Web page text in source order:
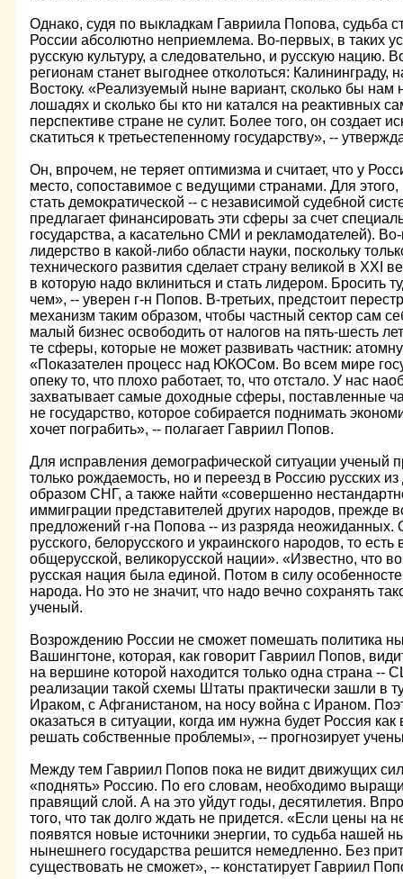
Однако, судя по выкладкам Гавриила Попова, судьба
России абсолютно неприемлема. Во-первых, в таких
русскую культуру, а следовательно, и русскую нацию.
регионам станет выгоднее отколоться:
Востоку. «Реализуемый ныне вариант, сколько бы нам
лошадях и сколько бы кто ни катался на реактивных
перспективе стране не сулит. Более того, он создает
скатиться к третьестепенному государству», --
Он, впрочем, не теряет оптимизма и считает, что у
место, сопоставимое с ведущими странами. Для
стать демократической -- с независимой судебной
предлагает финансировать эти сферы за счет
государства, а касательно СМИ и рекламодателей).
лидерство в какой-либо области науки, поскольку
технического развития сделает страну великой в ХХI
в которую надо вклиниться и стать лидером. Бросить
чем», -- уверен г-н Попов. В-третьих, предстоит
механизм таким образом, чтобы частный сектор сам
малый бизнес освободить от налогов на пять-шесть
те сферы, которые не может развивать частник:
«Показателен процесс над ЮКОСом. Во всем мире
опеку то, что плохо работает, то, что отстало. У нас
захватывает самые доходные сферы, поставленные
не государство, которое собирается поднимать
хочет пограбить», -- полагает Гавриил Попов.
Для исправления демографической ситуации ученый
только рождаемость, но и переезд в Россию русских
образом СНГ, а также найти «совершенно
иммиграции представителей других народов, прежде
предложений г-на Попова -- из разряда неожиданных.
русского, белорусского и украинского народов, то
общерусской, великорусской нации». «Известно, что
русская нация была единой. Потом в силу
народа. Но это не значит, что надо вечно сохранять
ученый.
Возрождению России не сможет помешать политика
Вашингтоне, которая, как говорит Гавриил Попов,
на вершине которой находится только одна страна --
реализации такой схемы Штаты практически зашли в
Ираком, с Афганистаном, на носу война с Ираном.
оказаться в ситуации, когда им нужна будет Россия
решать собственные проблемы», -- прогнозирует
Между тем Гавриил Попов пока не видит движущих
«поднять» Россию. По его словам, необходимо
правящий слой. А на это уйдут годы, десятилетия.
того, что так долго ждать не придется. «Если цены на
появятся новые источники энергии, то судьба нашей
нынешнего государства решится немедленно. Без
существовать не сможет», -- констатирует Гавриил